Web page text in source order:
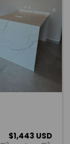
$1,443 USD